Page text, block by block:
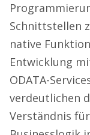
Schnittstellen
native
Entwicklung
ODATA-
verdeutlichen
Verständnis